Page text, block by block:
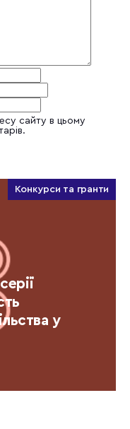
сайту в цьому
Конкурси та гранти
у